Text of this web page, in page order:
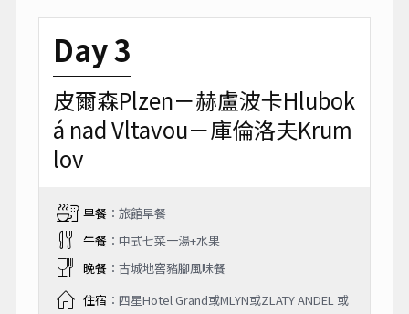
Day 3
皮爾森Plzen－赫盧波卡Hlubok
á nad Vltavou－庫倫洛夫Krum
lov
早餐：旅館早餐
午餐：中式七菜一湯+水果
晚餐：古城地窖豬腳風味餐
住宿 ：四星Hotel Grand或MLYN或ZLATY ANDEL 或